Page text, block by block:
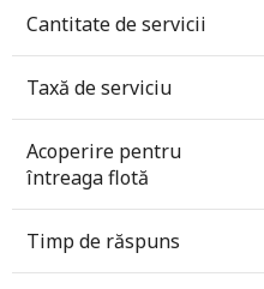
Cantitate de servicii
Taxă de serviciu
Acoperire pentru
întreaga flotă
Timp de răspuns